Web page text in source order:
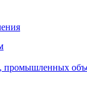
промышленных